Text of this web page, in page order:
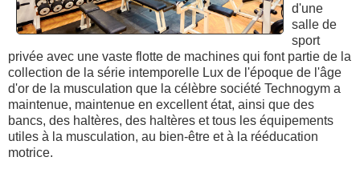
d'une
salle de
sport
privée avec une vaste flotte de machines qui font partie de la
collection de la série intemporelle Lux de l'époque de l'âge
d'or de la musculation que la célèbre société Technogym a
maintenue, maintenue en excellent état, ainsi que des
bancs, des haltères, des haltères et tous les équipements
utiles à la musculation, au bien-être et à la rééducation
motrice.